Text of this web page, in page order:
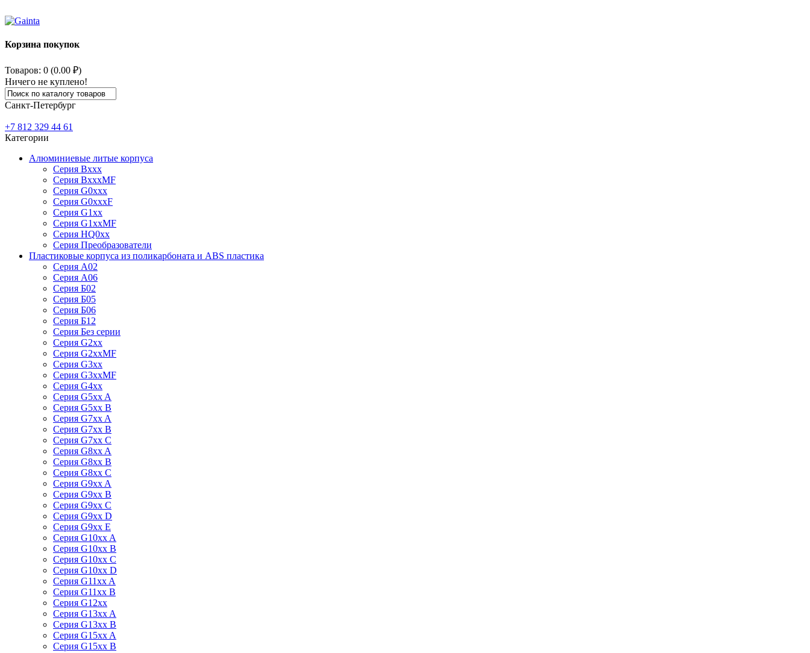
Корзина покупок
Товаров: 0 (0.00 ₽)
Ничего не куплено!
Санкт-Петербург
+7 812 329 44 61
Категории
Алюминиевые литые корпуса
Серия Bxxx
Серия BxxxMF
Серия G0xxx
Серия G0xxxF
Серия G1xx
Серия G1xxMF
Серия HQ0xx
Серия Преобразователи
Пластиковые корпуса из поликарбоната и ABS пластика
Серия А02
Серия А06
Серия Б02
Серия Б05
Серия Б06
Серия Б12
Серия Без серии
Серия G2xx
Серия G2xxMF
Серия G3xx
Серия G3xxMF
Серия G4xx
Серия G5xx A
Серия G5xx B
Серия G7xx A
Серия G7xx B
Серия G7xx C
Серия G8xx A
Серия G8xx B
Серия G8xx C
Серия G9xx A
Серия G9xx B
Серия G9xx C
Серия G9xx D
Серия G9xx E
Серия G10xx A
Серия G10xx B
Серия G10xx C
Серия G10xx D
Серия G11xx A
Серия G11xx B
Серия G12xx
Серия G13xx A
Серия G13xx B
Серия G15xx A
Серия G15xx B